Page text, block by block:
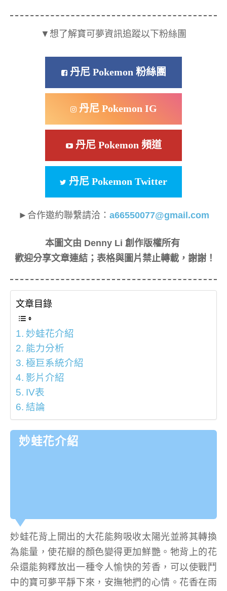
▼想了解寶可夢資訊追蹤以下粉絲團
丹尼 Pokemon 粉絲團
丹尼 Pokemon IG
丹尼 Pokemon 頻道
丹尼 Pokemon Twitter
►合作邀約聯繫請洽： a66550077@gmail.com
本圖文由 Denny Li 創作版權所有
歡迎分享文章連結；表格與圖片禁止轉載，謝謝！
文章目錄
妙蛙花介紹
能力分析
極巨系統介紹
影片介紹
IV表
結論
妙蛙花介紹
妙蛙花背上開出的大花能夠吸收太陽光並將其轉換
為能量，使花瓣的顏色變得更加鮮艷。牠背上的花
朵還能夠釋放出一種令人愉快的芳香，可以使戰鬥
中的寶可夢平靜下來，安撫牠捫的心情。花香在雨